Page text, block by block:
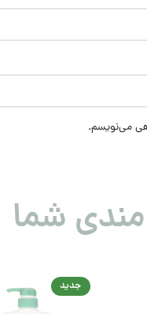
می‌نویسم.
شما
جدید